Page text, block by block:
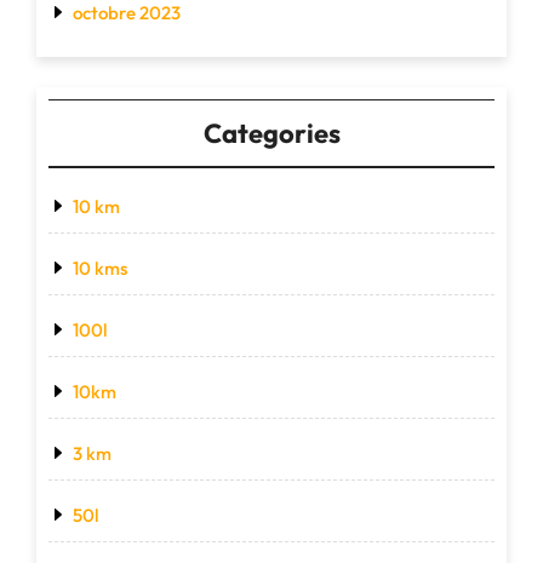
octobre 2023
Categories
10 km
10 kms
100l
10km
3 km
50l